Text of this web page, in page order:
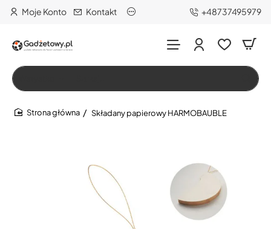
Moje Konto Kontakt +48737495979
Szukaj…
Składany papierowy HARMOBAUBLE